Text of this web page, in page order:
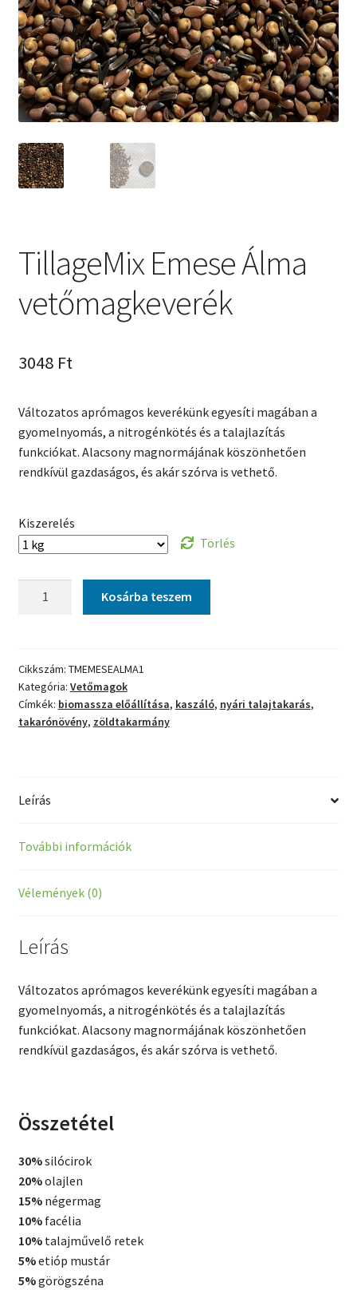
Kosár
TillageMix Emese Álma
vetőmagkeverék
3048 Ft
Változatos aprómagos keverékünk egyesíti magában a
gyomelnyomás, a nitrogénkötés és a talajlazítás
funkciókat. Alacsony magnormájának köszönhetően
rendkívül gazdaságos, és akár szórva is vethető.
Kiszerelés
Törlés
mennyiség
Kosárba teszem
Cikkszám: TMEMESEALMA1
Kategória: Vetőmagok
Címkék: biomassza előállítása, kaszáló, nyári talajtakarás,
takarónövény, zöldtakarmány
Leírás
További információk
Vélemények (0)
Leírás
Változatos aprómagos keverékünk egyesíti magában a
gyomelnyomás, a nitrogénkötés és a talajlazítás
funkciókat. Alacsony magnormájának köszönhetően
rendkívül gazdaságos, és akár szórva is vethető.
Összetétel
30%silócirok
20%olajlen
15%négermag
10%facélia
10%talajművelő retek
5%etióp mustár
5%görögszéna